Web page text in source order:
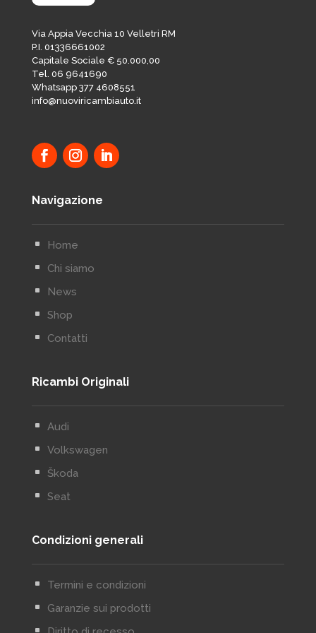
Via Appia Vecchia 10 Velletri RM
P.I. 01336661002
Capitale Sociale € 50.000,00
Tel. 06 9641690
Whatsapp 377 4608551
info@nuoviricambiauto.it
Navigazione
^ Home
^ Chi siamo
^ News
^ Shop
^ Contatti
Ricambi Originali
^ Audi
^ Volkswagen
^ Škoda
^ Seat
Condizioni generali
^ Termini e condizioni
^ Garanzie sui prodotti
^